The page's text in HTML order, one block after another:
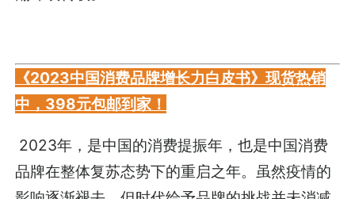
《2023中国消费品牌增长力白皮书》现货热销
中，398元包邮到家！
2023年，是中国的消费提振年，也是中国消费
品牌在整体复苏态势下的重启之年。虽然疫情的